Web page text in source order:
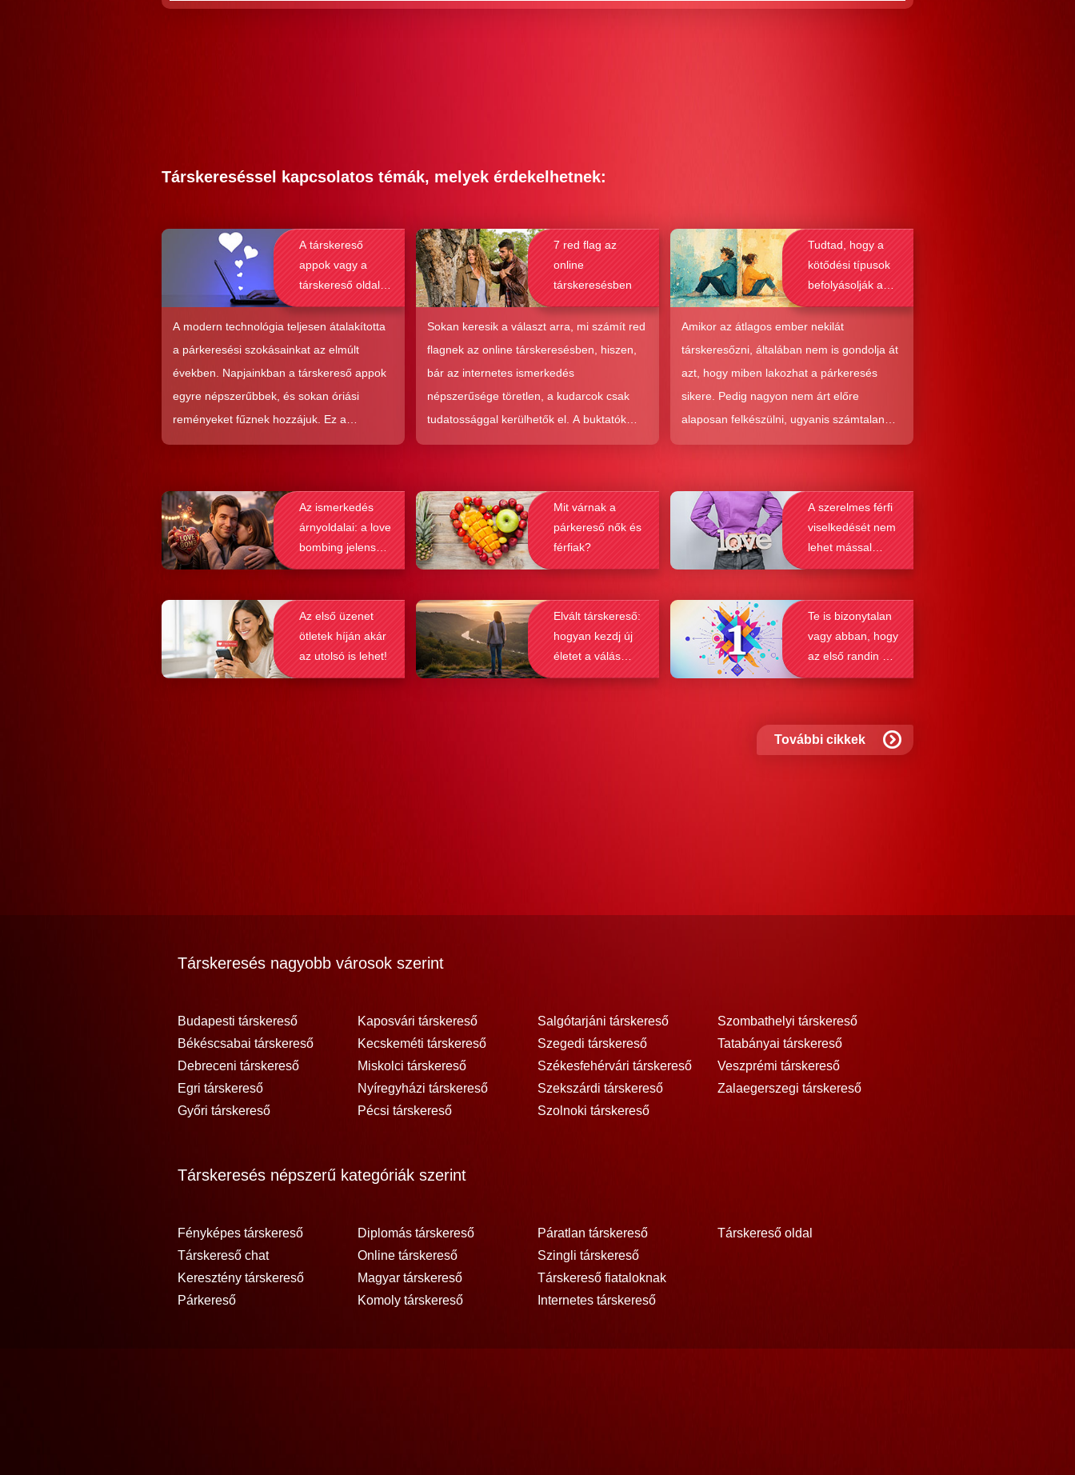
Társkereséssel kapcsolatos témák, melyek érdekelhetnek:
A társkereső
appok vagy a
társkereső oldalak
alkalmasabbak a
komoly kapcsolat
kialakításához?
A modern technológia teljesen átalakította
a párkeresési szokásainkat az elmúlt
években. Napjainkban a társkereső appok
egyre népszerűbbek, és sokan óriási
reményeket fűznek hozzájuk. Ez a
közkedveltség egyáltalán nem véletlen,
nagyon könnyen és gyorsan lehet sikereket
elérni a flörtölésben. A legfőbb kérdés
azonban az, hogy ezek az alkalmazások
valóban hozzásegítenek-e minket egy
7 red flag az
online
társkeresésben
Sokan keresik a választ arra, mi számít red
flagnek az online társkeresésben, hiszen,
bár az internetes ismerkedés
népszerűsége töretlen, a kudarcok csak
tudatossággal kerülhetők el. A buktatók
ellenére ez a társkeresési forma joggal
hatékonyság, amit ad, nehezen
felülmúlható.
Tudtad, hogy a
kötődési típusok
befolyásolják a
társkeresést is?
Amikor az átlagos ember nekilát
társkeresőzni, általában nem is gondolja át
azt, hogy miben lakozhat a párkeresés
sikere. Pedig nagyon nem árt előre
alaposan felkészülni, ugyanis számtalan
kudarctól képes megmenteni téged is az,
társkeresés működését, a párkapcsolatok
sikerének a receptjét, melyeket vizsgálva
bebizonyosodik, hogy a kötődési típusok
befolyásolják a társkeresést.
Az ismerkedés
árnyoldalai: a love
bombing jelenség
felismerése
Mit várnak a
párkereső nők és
férfiak?
A szerelmes férfi
viselkedését nem
lehet mással
összetéveszteni
Az első üzenet
ötletek híján akár
az utolsó is lehet!
Elvált társkereső:
hogyan kezdj új
életet a válás
után?
Te is bizonytalan
vagy abban, hogy
az első randin mit
szabad és mit
További cikkek
Társkeresés nagyobb városok szerint
Budapesti társkereső
Békéscsabai társkereső
Debreceni társkereső
Egri társkereső
Győri társkereső
Kaposvári társkereső
Kecskeméti társkereső
Miskolci társkereső
Nyíregyházi társkereső
Pécsi társkereső
Salgótarjáni társkereső
Szegedi társkereső
Székesfehérvári társkereső
Szekszárdi társkereső
Szolnoki társkereső
Szombathelyi társkereső
Tatabányai társkereső
Veszprémi társkereső
Zalaegerszegi társkereső
Társkeresés népszerű kategóriák szerint
Fényképes társkereső
Társkereső chat
Keresztény társkereső
Párkereső
Diplomás társkereső
Online társkereső
Magyar társkereső
Komoly társkereső
Páratlan társkereső
Szingli társkereső
Társkereső fiataloknak
Internetes társkereső
Társkereső oldal